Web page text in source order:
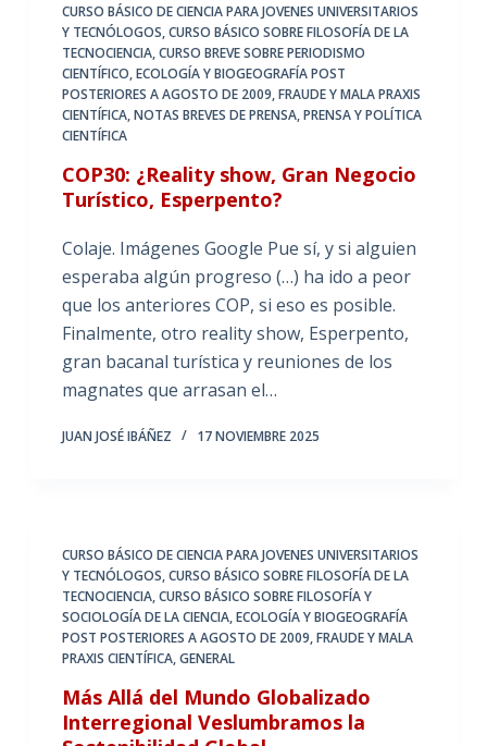
CURSO BÁSICO DE CIENCIA PARA JOVENES UNIVERSITARIOS
Y TECNÓLOGOS,CURSO BÁSICO SOBRE FILOSOFÍA DE LA
TECNOCIENCIA,CURSO BREVE SOBRE PERIODISMO
CIENTÍFICO,ECOLOGÍA Y BIOGEOGRAFÍA POST
POSTERIORES A AGOSTO DE 2009,FRAUDE Y MALA PRAXIS
CIENTÍFICA,NOTAS BREVES DE PRENSA,PRENSA Y POLÍTICA
CIENTÍFICA
COP30: ¿Reality show, Gran Negocio
Turístico, Esperpento?
Colaje. Imágenes Google Pue sí, y si alguien
esperaba algún progreso (…) ha ido a peor
que los anteriores COP, si eso es posible.
Finalmente, otro reality show, Esperpento,
gran bacanal turística y reuniones de los
magnates que arrasan el…
JUAN JOSÉ IBÁÑEZ 17 NOVIEMBRE 2025
CURSO BÁSICO DE CIENCIA PARA JOVENES UNIVERSITARIOS
Y TECNÓLOGOS,CURSO BÁSICO SOBRE FILOSOFÍA DE LA
TECNOCIENCIA,CURSO BÁSICO SOBRE FILOSOFÍA Y
SOCIOLOGÍA DE LA CIENCIA,ECOLOGÍA Y BIOGEOGRAFÍA
POST POSTERIORES A AGOSTO DE 2009,FRAUDE Y MALA
PRAXIS CIENTÍFICA,GENERAL
Más Allá del Mundo Globalizado
Interregional Veslumbramos la